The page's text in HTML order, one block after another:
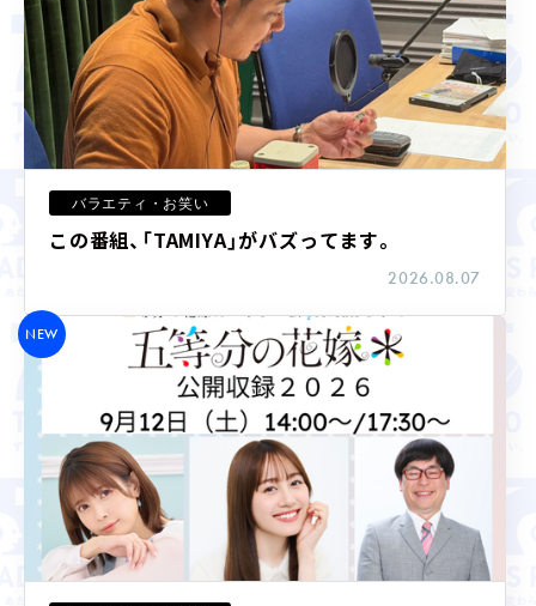
えがお presents 林家たい平 PLUS
ON ACTIVE えがおで元気
林家たい平
LIVE STREAMING
バラエティ・お笑い
この番組、「TAMIYA」がバズってます。
2026.08.07
NEW